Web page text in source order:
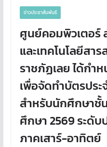
ข่าวประชาสัมพันธ์
ศูนย์คอมพิวเตอร์
และเทคโนโลยีสา
ราชภัฏเลย ได้กำ
เพื่อจัดทำบัตรปร
สำหรับนักศึกษาชั้
ศึกษา 2569 ระดั
ภาคเสาร์-อาทิตย์